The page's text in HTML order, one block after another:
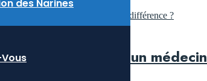
des Narines
: pourquoi un